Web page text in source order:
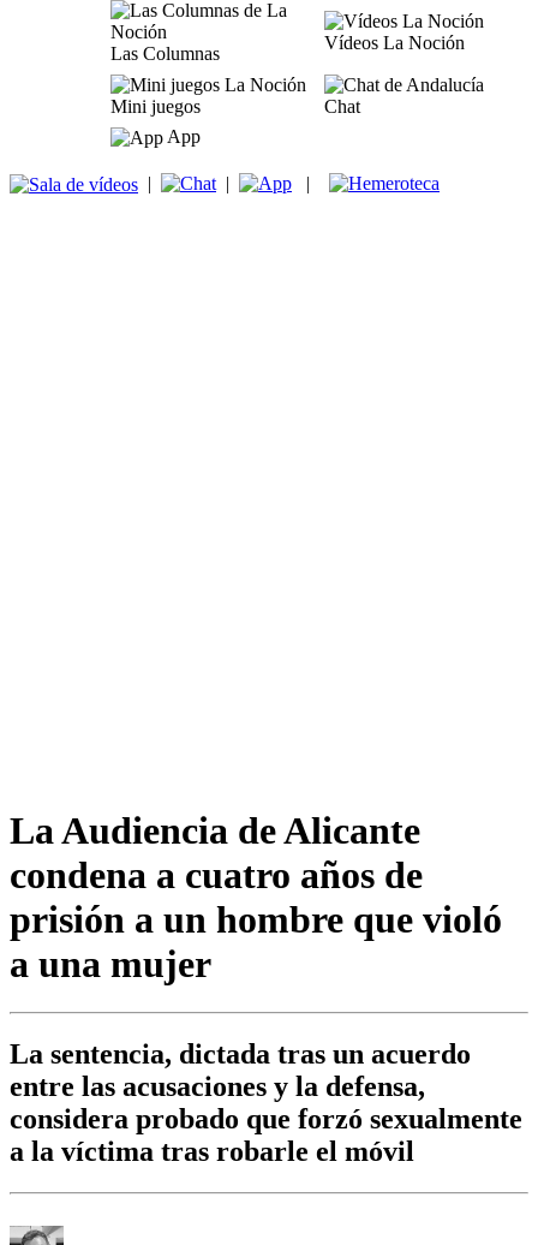
Las Columnas
Vídeos La Noción
Mini juegos
Chat
App
| | |
La Audiencia de Alicante
condena a cuatro años de
prisión a un hombre que violó
a una mujer
La sentencia, dictada tras un acuerdo
entre las acusaciones y la defensa,
considera probado que forzó sexualmente
a la víctima tras robarle el móvil